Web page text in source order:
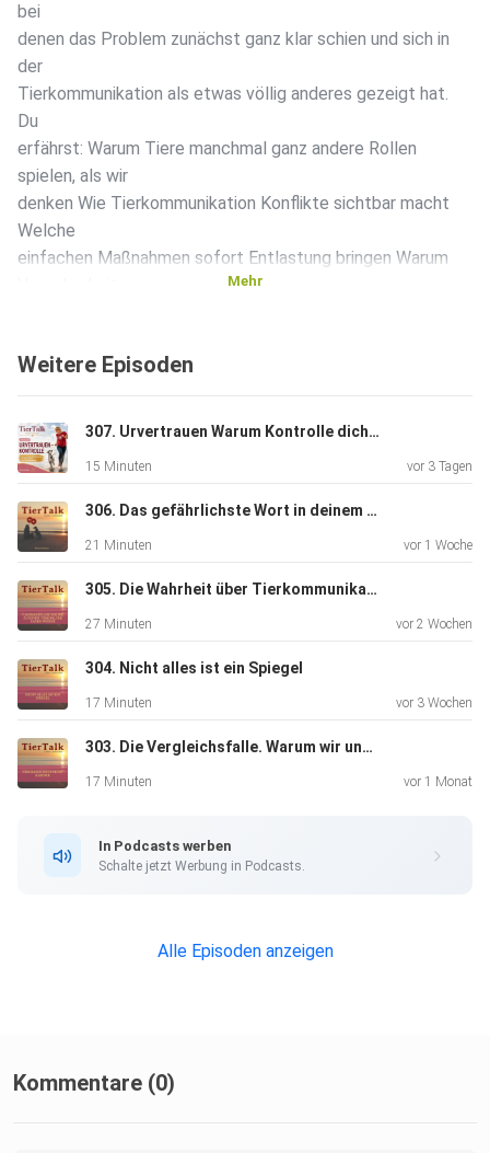
bei
denen das Problem zunächst ganz klar schien und sich in
der
Tierkommunikation als etwas völlig anderes gezeigt hat.
Du
erfährst: Warum Tiere manchmal ganz andere Rollen
spielen, als wir
denken Wie Tierkommunikation Konflikte sichtbar macht
Welche
einfachen Maßnahmen sofort Entlastung bringen Warum
Gespräche selbst zu führen: Am 17.10. startet meine
Tierkommunikation. Alle Infos in den Shownotes.
Mehr
Weitere Episoden
307. Urvertrauen Warum Kontrolle dich von dem trennt was du dir wünschst
15 Minuten vor 3 Tagen
306. Das gefährlichste Wort in deinem Leben: Ich MUSS
21 Minuten vor 1 Woche
305. Die Wahrheit über Tierkommunikation
27 Minuten vor 2 Wochen
304. Nicht alles ist ein Spiegel
17 Minuten vor 3 Wochen
303. Die Vergleichsfalle. Warum wir uns kleiner machen als wir sind
17 Minuten vor 1 Monat
In Podcasts werben
Schalte jetzt Werbung in Podcasts.
Alle Episoden anzeigen
Kommentare (0)